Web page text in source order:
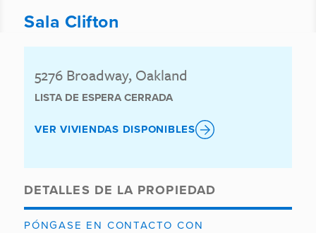
Sala Clifton
5276 Broadway, Oakland
LISTA DE ESPERA CERRADA
VER VIVIENDAS DISPONIBLES
DETALLES DE LA PROPIEDAD
PÓNGASE EN CONTACTO CON